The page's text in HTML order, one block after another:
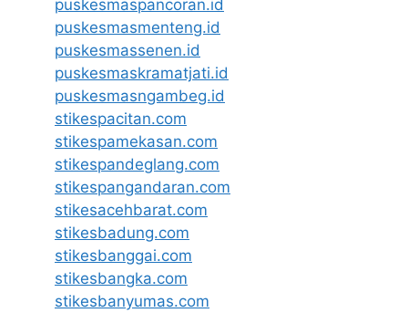
puskesmaspancoran.id
puskesmasmenteng.id
puskesmassenen.id
puskesmaskramatjati.id
puskesmasngambeg.id
stikespacitan.com
stikespamekasan.com
stikespandeglang.com
stikespangandaran.com
stikesacehbarat.com
stikesbadung.com
stikesbanggai.com
stikesbangka.com
stikesbanyumas.com